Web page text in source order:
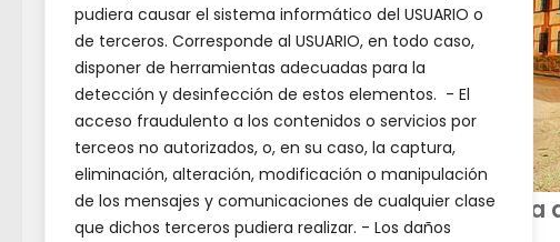
pudiera causar el sistema informático del USUARIO o
de terceros. Corresponde al USUARIO, en todo caso,
disponer de herramientas adecuadas para la
detección y desinfección de estos elementos. - El
acceso fraudulento a los contenidos o servicios por
terceos no autorizados, o, en su caso, la captura,
eliminación, alteración, modificación o manipulación
de los mensajes y comunicaciones de cualquier clase
que dichos terceros pudiera realizar. - Los daños
Almazara